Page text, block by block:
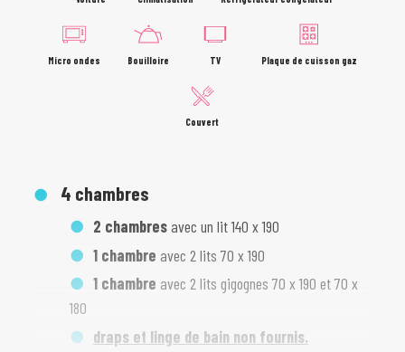
Micro ondes Bouilloire TV Plaque de cuisson gaz
Couvert
4 chambres
2 chambresavec un lit 140 x 190
1 chambre avec 2 lits 70 x 190
1 chambre avec 2 lits gigognes 70 x 190 et 70 x
180
draps et linge de bain non fournis.